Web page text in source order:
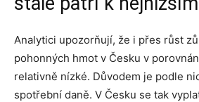
Analytici upozorňují, že i přes růst
pohonných hmot v Česku v
relativně nízké. Důvodem je podle
spotřební daně. V Česku se tak